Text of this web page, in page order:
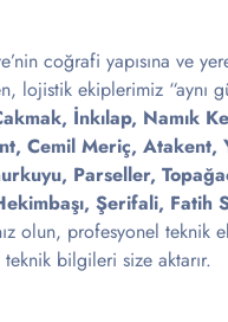
coğrafi yapısına ve
lojistik ekiplerimiz “aynı
İnkılap, Namık
Cemil Meriç, Atakent,
Parseller,
Şerifali, Fatih
olun, profesyonel teknik
bilgileri size aktarır.